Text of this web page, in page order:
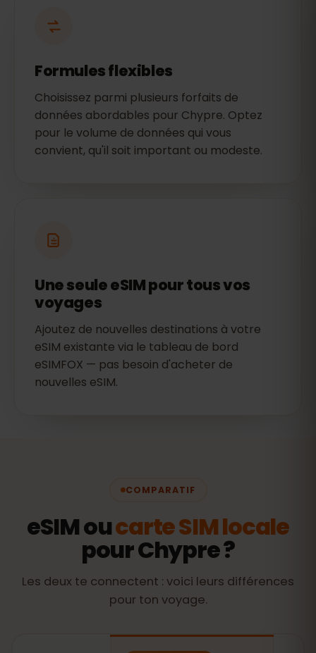
Formules flexibles
Choisissez parmi plusieurs forfaits de
données abordables pour Chypre. Optez
pour le volume de données qui vous
convient, qu'il soit important ou modeste.
Une seule eSIM pour tous vos
voyages
Ajoutez de nouvelles destinations à votre
eSIM existante via le tableau de bord
eSIMFOX — pas besoin d'acheter de
nouvelles eSIM.
COMPARATIF
eSIM oucarte SIM locale
pour Chypre ?
Les deux te connectent : voici leurs différences
pour ton voyage.